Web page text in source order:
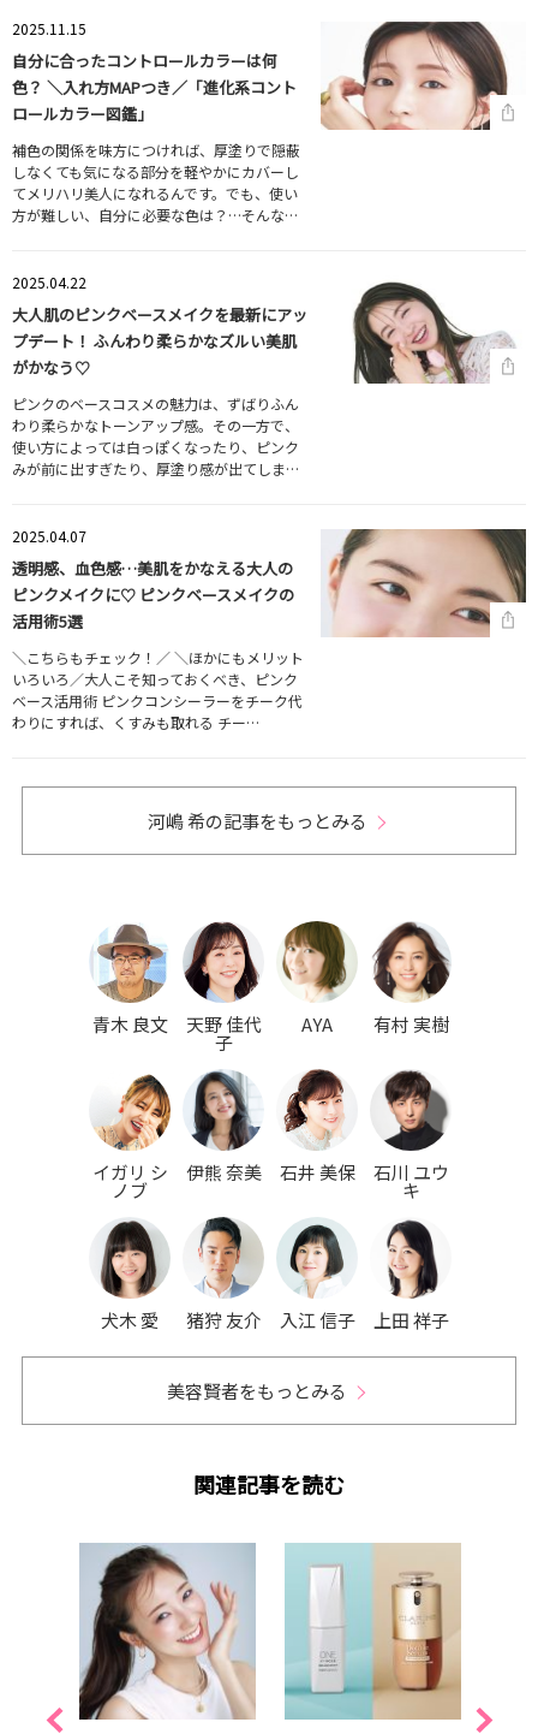
2025.11.15
自分に合ったコントロールカラーは何
色？ ＼入れ方MAPつき／「進化系コント
ロールカラー図鑑」
補色の関係を味方につければ、厚塗りで隠蔽
しなくても気になる部分を軽やかにカバーし
てメリハリ美人になれるんです。でも、使い
方が難しい、自分に必要な色は？…そんな…
2025.04.22
大人肌のピンクベースメイクを最新にアッ
プデート！ ふんわり柔らかなズルい美肌
がかなう♡
ピンクのベースコスメの魅力は、ずばりふん
わり柔らかなトーンアップ感。その一方で、
使い方によっては白っぽくなったり、ピンク
みが前に出すぎたり、厚塗り感が出てしま…
2025.04.07
透明感、血色感…美肌をかなえる大人の
ピンクメイクに♡ ピンクベースメイクの
活用術5選
＼こちらもチェック！／ ＼ほかにもメリット
いろいろ／大人こそ知っておくべき、ピンク
ベース活用術 ピンクコンシーラーをチーク代
わりにすれば、くすみも取れる チー…
河嶋 希の記事をもっとみる
青木 良文 天野 佳代
子
AYA 有村 実樹
イガリ シ
ノブ
伊熊 奈美 石井 美保 石川 ユウ
キ
犬木 愛 猪狩 友介 入江 信子 上田 祥子
美容賢者をもっとみる
関連記事を読む